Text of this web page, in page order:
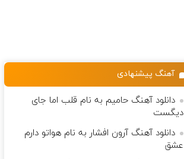
آهنگ پیشنهادی
دانلود آهنگ حامیم به نام قلب اما جای
دیگست
دانلود آهنگ آرون افشار به نام هواتو دارم
عشق